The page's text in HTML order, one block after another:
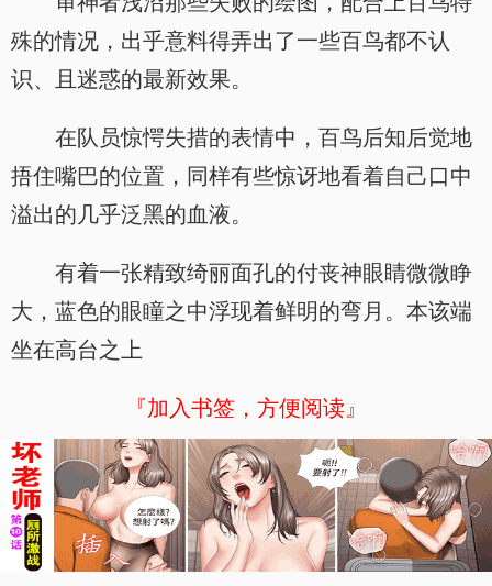
殊的情况，出乎意料得弄出了一些百鸟都不认
识、且迷惑的最新效果。
在队员惊愕失措的表情中，百鸟后知后觉地
捂住嘴巴的位置，同样有些惊讶地看着自己口中
溢出的几乎泛黑的血液。
有着一张精致绮丽面孔的付丧神眼睛微微睁
大，蓝色的眼瞳之中浮现着鲜明的弯月。本该端
坐在高台之上
『加入书签，方便阅读』